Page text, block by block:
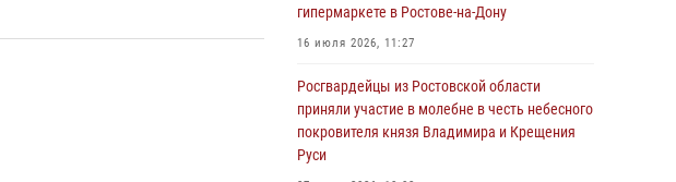
вневедомственной охраны задержал
17 июля 2026, 07:24
Сотрудники вневедомственной охраны
пресекли противоправные действия в
гипермаркете в Ростове-на-Дону
16 июля 2026, 11:27
Росгвардейцы из Ростовской области
приняли участие в молебне в честь небесного
покровителя князя Владимира и Крещения
Руси